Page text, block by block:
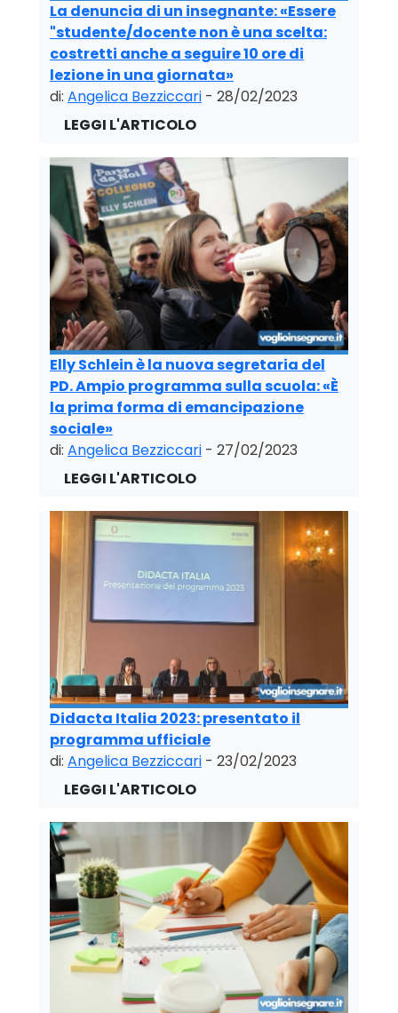
La denuncia di un insegnante: «Essere
"studente/docente non è una scelta:
costretti anche a seguire 10 ore di
lezione in una giornata»
di: Angelica Bezziccari - 28/02/2023
Elly Schlein è la nuova segretaria del
PD. Ampio programma sulla scuola: «È
la prima forma di emancipazione
sociale»
di: Angelica Bezziccari - 27/02/2023
Didacta Italia 2023: presentato il
programma ufficiale
di: Angelica Bezziccari - 23/02/2023